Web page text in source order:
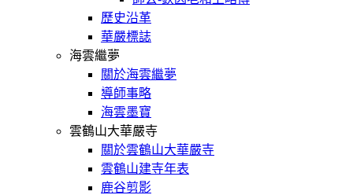
歷史沿革
華嚴標誌
海雲繼夢
關於海雲繼夢
導師事略
海雲墨寶
雲鶴山大華嚴寺
關於雲鶴山大華嚴寺
雲鶴山建寺年表
鹿谷剪影